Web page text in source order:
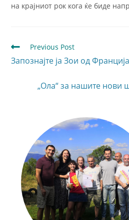
на крајниот рок кога ќе биде
Previous Post
Запознајте ја Зои од
„Ола“ за нашите нови